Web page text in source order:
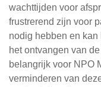
wachttijden voor
frustrerend zijn voor
nodig hebben en
het ontvangen van
belangrijk voor NPO
verminderen van